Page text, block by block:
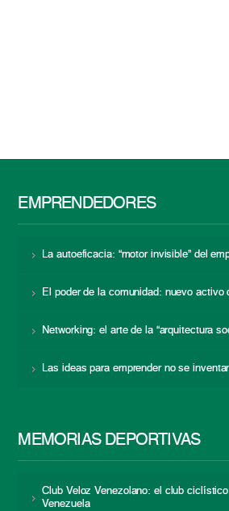
EMPRENDEDORES
La autoeficacia: “motor invisible” del
El poder de la comunidad: nuevo activo
Networking: el arte de la “arquitectura
Las ideas para emprender no se
MEMORIAS DEPORTIVAS
Club Veloz Venezolano: el club
Venezuela